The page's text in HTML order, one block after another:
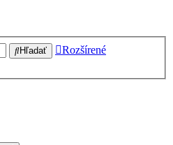
Hľadať
Rozšírené